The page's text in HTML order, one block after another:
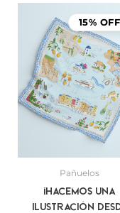
15% OFF
Pañuelos
¡Hacemos una
ilustración